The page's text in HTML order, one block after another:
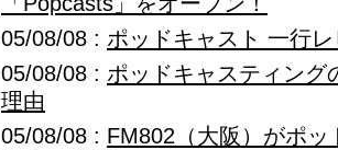
05/08/08 : ポッドキャスト 一行
05/08/08 : ポッドキャスティング
理由
05/08/08 : FM802（大阪）がポ